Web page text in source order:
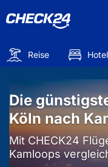
Reise Hotel
Die
Köln nach
Mit CHECK24
Kamloops